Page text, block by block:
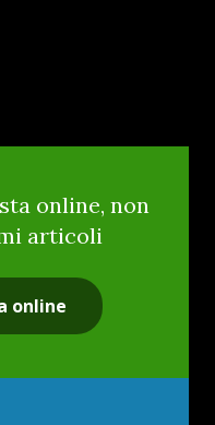
online, non
articoli
online